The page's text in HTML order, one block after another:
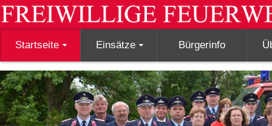
Startseite Einsätze Bürgerinfo